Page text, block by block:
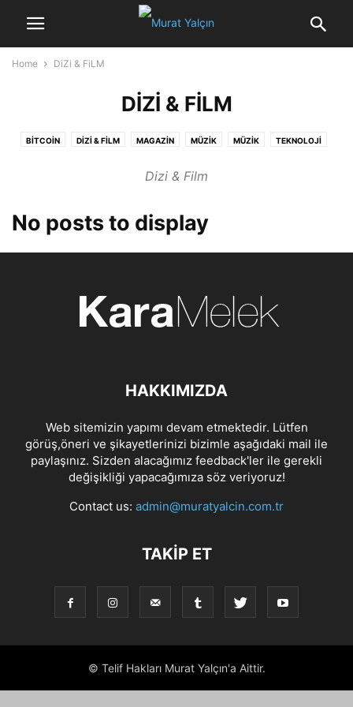
Home DiZi & FiLM
DIZI & FILM
BITCOIN DIZI & FILM MAGAZİN MÜZİK MÜZİK TEKNOLOJİ
Dizi & Film
No posts to display
HAKKIMIZDA
Web sitemizin yapımı devam etmektedir. Lütfen
görüş,öneri ve şikayetlerinizi bizimle aşağıdaki mail ile
paylaşınız. Sizden alacağımız feedback'ler ile gerekli
değişikliği yapacağımıza söz veriyoruz!
Contact us: admin@muratyalcin.com.tr
TAKIP ET
© Telif Hakları Murat Yalçın'a Aittir.